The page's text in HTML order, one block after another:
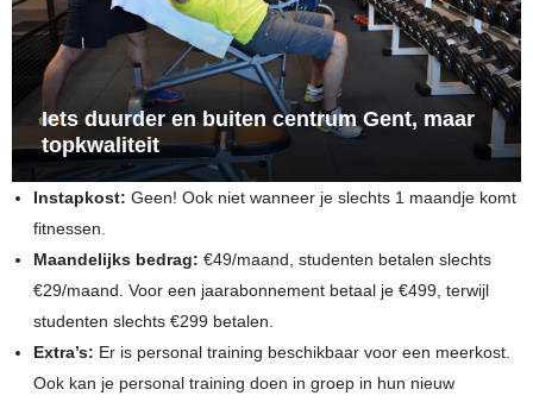
Iets duurder en buiten centrum Gent, maar
topkwaliteit
Instapkost: Geen! Ook niet wanneer je slechts 1 maandje komt
fitnessen.
Maandelijks bedrag: €49/maand, studenten betalen slechts
€29/maand. Voor een jaarabonnement betaal je €499, terwijl
studenten slechts €299 betalen.
Extra’s: Er is personal training beschikbaar voor een meerkost.
Ook kan je personal training doen in groep in hun nieuw